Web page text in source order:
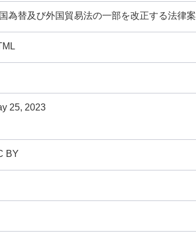
為替及び外国貿易法の一部を改正する法律案
25, 2023
BY